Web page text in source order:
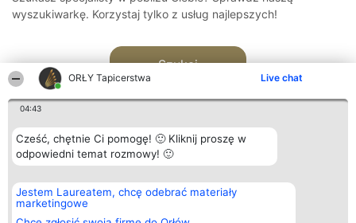
ORŁY Tapicerstwa Live chat
04:43
Cześć, chętnie Ci pomogę! 🙂 Kliknij proszę w
odpowiedni temat rozmowy! 🙂
Jestem Laureatem, chcę odebrać materiały
marketingowe
wyszukiwarkę. Korzystaj tylko z usług najlepszych!
Szukaj
Organizator plebiscytu
Bright Side Solutions sp. z o.
o. sp. k.
ul. Ruska 22
Plebiscyt
Laureaci
wszystkich
Kontakt
Kontakt